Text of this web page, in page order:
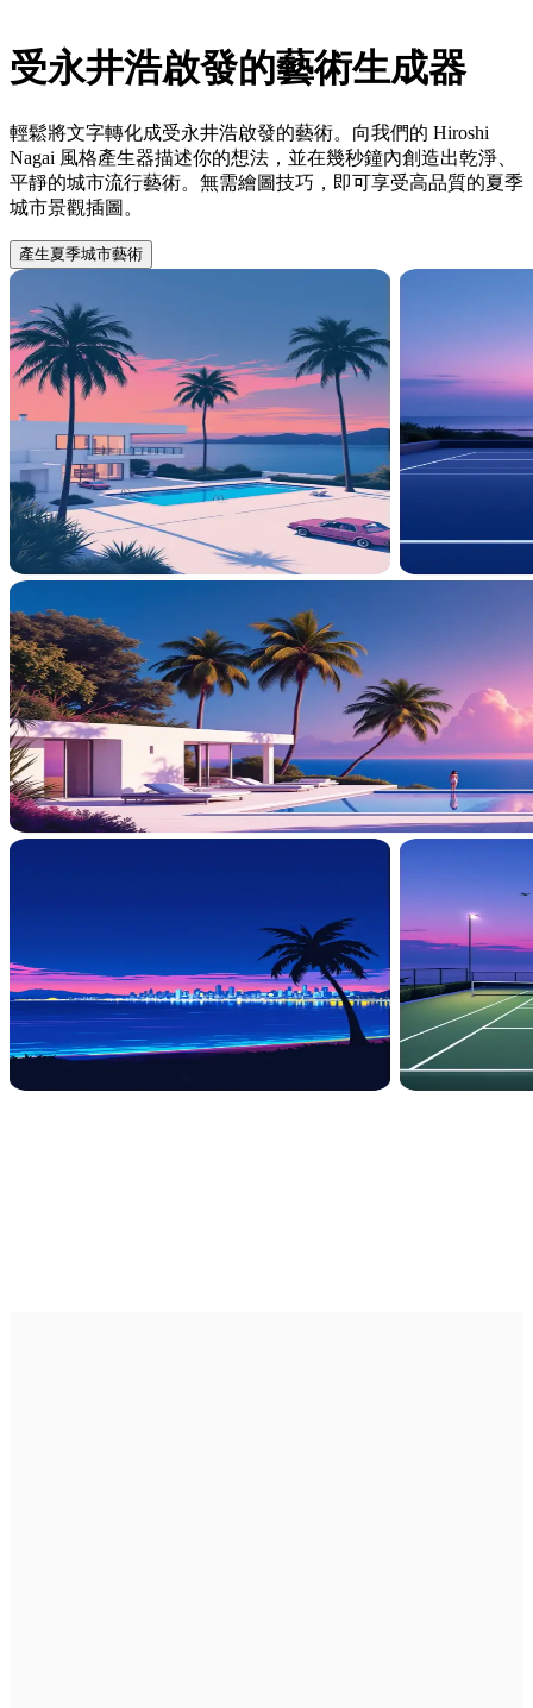
受永井浩啟發的藝術生成器
輕鬆將文字轉化成受永井浩啟發的藝術。向我們的 Hiroshi
Nagai 風格產生器描述你的想法，並在幾秒鐘內創造出乾淨、
平靜的城市流行藝術。無需繪圖技巧，即可享受高品質的夏季
城市景觀插圖。
產生夏季城市藝術